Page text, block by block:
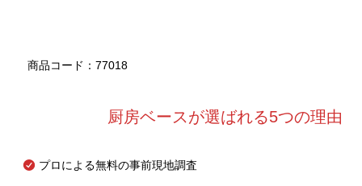
商品コード：77018
厨房ベースが選ばれる5つの理由
プロによる無料の事前現地調査